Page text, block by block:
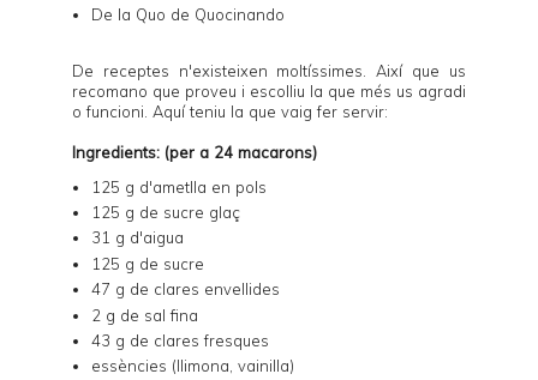
De la Quo de Quocinando
De receptes n'existeixen moltíssimes. Així que us
recomano que proveu i escolliu la que més us agradi
o funcioni. Aquí teniu la que vaig fer servir:
Ingredients: (per a 24 macarons)
125 g d'ametlla en pols
125 g de sucre glaç
31 g d'aigua
125 g de sucre
47 g de clares envellides
2 g de sal fina
43 g de clares fresques
essències (llimona, vainilla)